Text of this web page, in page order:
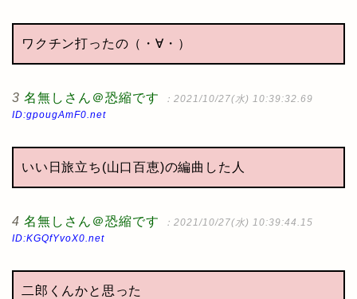
ワクチン打ったの（・∀・）
3 名無しさん＠恐縮です
：2021/10/27(水) 10:39:32.69
ID:gpougAmF0.net
いい日旅立ち(山口百恵)の編曲した人
4 名無しさん＠恐縮です
：2021/10/27(水) 10:39:44.15
ID:KGQfYvoX0.net
二郎くんかと思った